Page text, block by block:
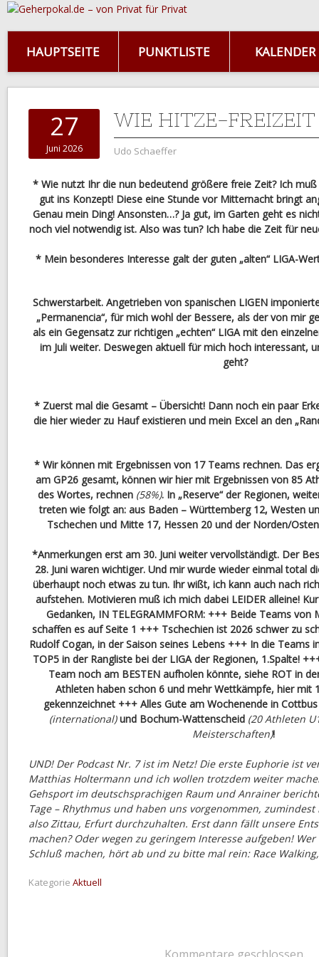
HAUPTSEITE PUNKTLISTE KALENDER
27
Juni 2026
WIE HITZE-
Udo Schaeffer
* Wie nutzt Ihr die nun bedeutend größere freie Zeit? Ich
gut ins Konzept! Diese eine Stunde vor Mitternacht bringt
Genau mein Ding! Ansonsten…? Ja gut, im Garten geht es
noch viel notwendig ist. Also was tun? Ich habe die Zeit für
* Mein besonderes Interesse galt der guten „alten“ LIGA-
Schwerstarbeit. Angetrieben von spanischen LIGEN
„Permanencia“, für mich wohl der Bessere, als der von mir
als ein Gegensatz zur richtigen „echten“ LIGA mit den
im Juli weiter. Deswegen aktuell für mich hoch interessant,
geht?
* Zuerst mal die Gesamt – Übersicht! Dann noch ein paar
die hier wieder zu Hauf existieren und mein Excel an den
* Wir können mit Ergebnissen von 17 Teams rechnen. Das
am GP26 gesamt, können wir hier mit Ergebnissen von 85
des Wortes, rechnen (58%). In „Reserve“ der Regionen,
treten wie folgt an: aus Baden – Württemberg 12, Westen
Tschechen und Mitte 17, Hessen 20 und der Norden/
*Anmerkungen erst am 30. Juni weiter vervollständigt. Der
28. Juni waren wichtiger. Und mir wurde wieder einmal total
überhaupt noch etwas zu tun. Ihr wißt, ich kann auch nach
aufstehen. Motivieren muß ich mich dabei LEIDER alleine!
Gedanken, IN TELEGRAMMFORM: +++ Beide Teams von
schaffen es auf Seite 1 +++ Tschechien ist 2026 schwer zu
Rudolf Cogan, in der Saison seines Lebens +++ In die Teams
TOP5 in der Rangliste bei der LIGA der Regionen, 1.Spalte!
Team noch am BESTEN aufholen könnte, siehe ROT in
Athleten haben schon 6 und mehr Wettkämpfe, hier mit
gekennzeichnet +++ Alles Gute am Wochenende in
(international)und Bochum-Wattenscheid (20 Athleten
Meisterschaften)!
UND! Der Podcast Nr. 7 ist im Netz! Die erste Euphorie ist
Matthias Holtermann und ich wollen trotzdem weiter
Gehsport im deutschsprachigen Raum und Anrainer
Tage – Rhythmus und haben uns vorgenommen, zumindest
also Zittau, Erfurt durchzuhalten. Erst dann fällt unsere
machen? Oder wegen zu geringem Interesse aufgeben!
Schluß machen, hört ab und zu bitte mal rein: Race
Kategorie Aktuell